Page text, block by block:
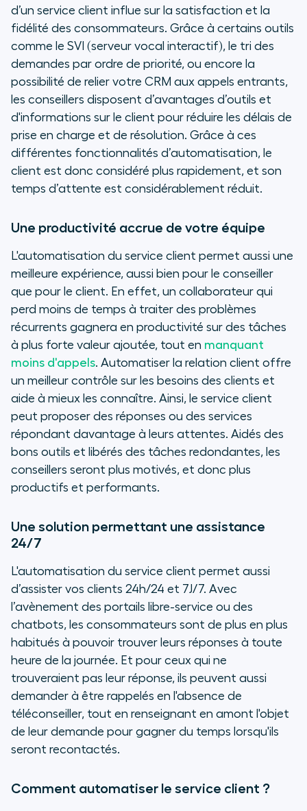
d’un service client influe sur la satisfaction et la
fidélité des consommateurs. Grâce à certains outils
comme le SVI (serveur vocal interactif), le tri des
demandes par ordre de priorité, ou encore la
possibilité de relier votre CRM aux appels entrants,
les conseillers disposent d’avantages d’outils et
d'informations sur le client pour réduire les délais de
prise en charge et de résolution. Grâce à ces
différentes fonctionnalités d’automatisation, le
client est donc considéré plus rapidement, et son
temps d’attente est considérablement réduit.
Une productivité accrue de votre équipe
L'automatisation du service client permet aussi une
meilleure expérience, aussi bien pour le conseiller
que pour le client. En effet, un collaborateur qui
perd moins de temps à traiter des problèmes
récurrents gagnera en productivité sur des tâches
à plus forte valeur ajoutée, tout en manquant
moins d'appels. Automatiser la relation client offre
un meilleur contrôle sur les besoins des clients et
aide à mieux les connaître. Ainsi, le service client
peut proposer des réponses ou des services
répondant davantage à leurs attentes. Aidés des
bons outils et libérés des tâches redondantes, les
conseillers seront plus motivés, et donc plus
productifs et performants.
Une solution permettant une assistance
24/7
L'automatisation du service client permet aussi
d’assister vos clients 24h/24 et 7J/7. Avec
l’avènement des portails libre-service ou des
chatbots, les consommateurs sont de plus en plus
habitués à pouvoir trouver leurs réponses à toute
heure de la journée. Et pour ceux qui ne
trouveraient pas leur réponse, ils peuvent aussi
demander à être rappelés en l'absence de
téléconseiller, tout en renseignant en amont l'objet
de leur demande pour gagner du temps lorsqu'ils
seront recontactés.
Comment automatiser le service client ?